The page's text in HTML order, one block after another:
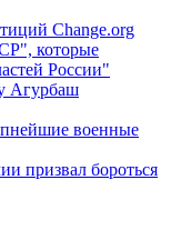
Change.org
которые
России"
Агурбаш
военные
призвал бороться